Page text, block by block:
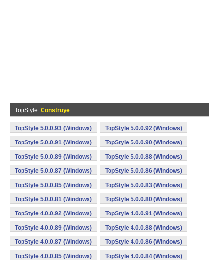
TopStyle Construye
TopStyle 5.0.0.93 (Windows) TopStyle 5.0.0.92 (Windows)
TopStyle 5.0.0.91 (Windows) TopStyle 5.0.0.90 (Windows)
TopStyle 5.0.0.89 (Windows) TopStyle 5.0.0.88 (Windows)
TopStyle 5.0.0.87 (Windows) TopStyle 5.0.0.86 (Windows)
TopStyle 5.0.0.85 (Windows) TopStyle 5.0.0.83 (Windows)
TopStyle 5.0.0.81 (Windows) TopStyle 5.0.0.80 (Windows)
TopStyle 4.0.0.92 (Windows) TopStyle 4.0.0.91 (Windows)
TopStyle 4.0.0.89 (Windows) TopStyle 4.0.0.88 (Windows)
TopStyle 4.0.0.87 (Windows) TopStyle 4.0.0.86 (Windows)
TopStyle 4.0.0.85 (Windows) TopStyle 4.0.0.84 (Windows)